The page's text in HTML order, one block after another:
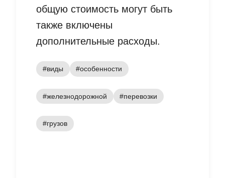
общую стоимость могут быть
также включены
дополнительные расходы.
#виды #особенности
#железнодорожной #перевозки
#грузов